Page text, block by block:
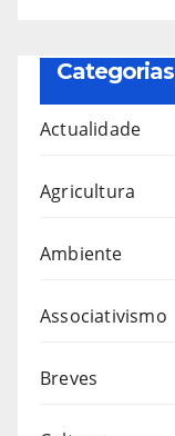
Categorias
Actualidade
Agricultura
Ambiente
Associativismo
Breves